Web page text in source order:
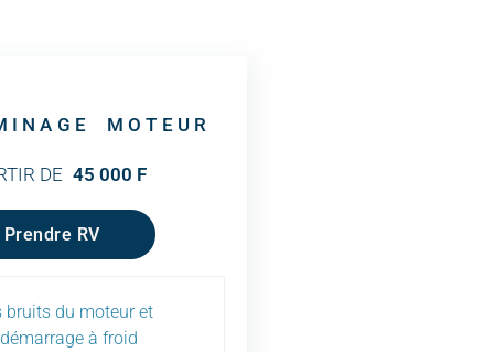
MOTEUR
DE 45 000 F
Prendre RV
bruits du moteur et
à froid